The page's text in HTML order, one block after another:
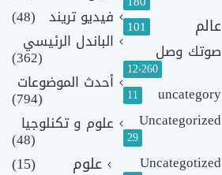
عالم 101
صوتك وصل
12٬260
uncategory
11
Uncategorized
29
Uncategotized
فيديو تريند (48)
الباندل الرئيسي
(362)
أحدث الموضوعات
(794)
علوم و تكنلوجيا
(48)
علوم
(15)